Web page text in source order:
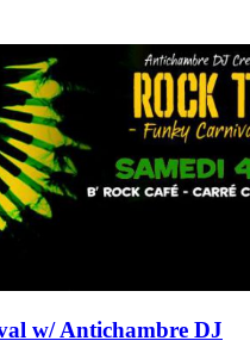
w/ Antichambre DJ